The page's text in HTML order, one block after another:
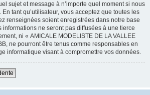
sujet et message à n’importe quel moment si nous
tant qu’utilisateur, vous acceptez que toutes les
renseignées soient enregistrées dans notre base
ne seront pas diffusées à une tierce
ni « AMICALE MODELISTE DE LA VALLEE
ne pourront être tenus comme responsables en
informatique visant à compromettre vos données.